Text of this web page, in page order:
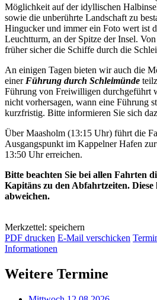
Möglichkeit auf der idyllischen
sowie die unberührte Landschaft zu
Hingucker und immer ein Foto wert ist
Leuchtturm, an der Spitze der Insel.
früher sicher die Schiffe durch die
An einigen Tagen bieten wir auch die
einer Führung durch Schleimünde
Führung von Freiwilligen durchgeführt
nicht vorhersagen, wann eine Führung
kurzfristig. Bitte informieren Sie sich
Über Maasholm (13:15 Uhr) führt die
Ausgangspunkt im Kappelner Hafen
13:50 Uhr erreichen.
Bitte beachten Sie bei allen Fahrten
Kapitäns zu den Abfahrtzeiten. Diese
abweichen.
Merkzettel: speichern
PDF drucken E-Mail verschicken
Informationen
Weitere Termine